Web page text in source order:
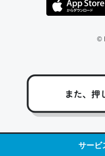
サービ
それを実質100倍以上に
私も3年前ぐらいに祖母の
たいなのでネット環境作
回線代ほとんどかからな
©